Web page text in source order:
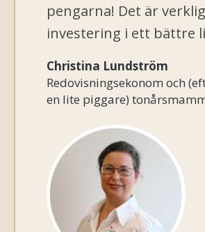
pengarna! Det är
investering i ett bättre
Christina Lundström
Redovisningsekonom och
en lite piggare)